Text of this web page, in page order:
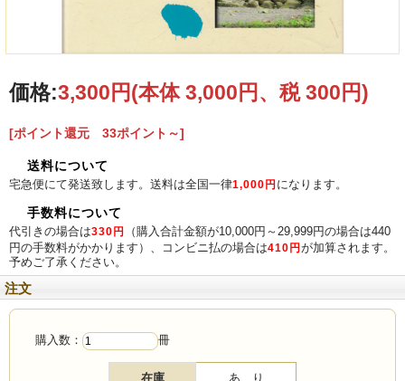
2014年
価格:3,300円(本体 3,000円、税 300円)
[ポイント還元 33ポイント～]
送料について
宅急便にて発送致します。送料は全国一律1,000円 になります。
手数料について
代引きの場合は330円
（購入合計金額が10,000円～29,999円の場合は440
円の手数料がかかります）、コンビニ払の場合は410円 が加算されます。
予めご了承ください。
注文
購入数： 冊
在庫 あ り